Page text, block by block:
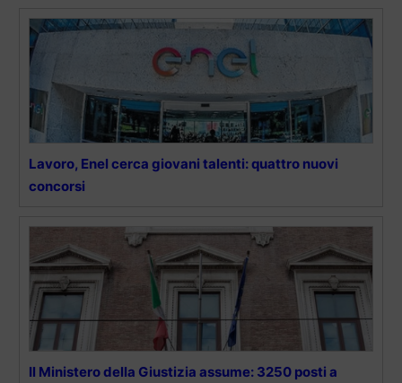
Lavoro, Enel cerca giovani talenti: quattro nuovi
concorsi
Il Ministero della Giustizia assume: 3250 posti a